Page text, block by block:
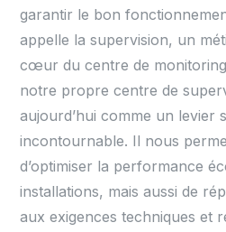
garantir le bon
appelle la supervision, un
cœur du centre de monitoring
notre propre centre de
aujourd’hui comme un levier
incontournable. Il nous
d’optimiser la performance
installations, mais aussi de
aux exigences techniques et